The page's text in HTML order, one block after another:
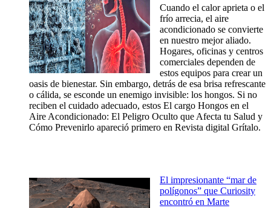
Cuando el calor aprieta o el
frío arrecia, el aire
acondicionado se convierte
en nuestro mejor aliado.
Hogares, oficinas y centros
comerciales dependen de
estos equipos para crear un
oasis de bienestar. Sin embargo, detrás de esa brisa refrescante
o cálida, se esconde un enemigo invisible: los hongos. Si no
reciben el cuidado adecuado, estos El cargo Hongos en el
Aire Acondicionado: El Peligro Oculto que Afecta tu Salud y
Cómo Prevenirlo apareció primero en Revista digital Grítalo.
El impresionante “mar de
polígonos” que Curiosity
encontró en Marte